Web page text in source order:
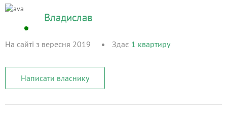
Владислав
На сайті з вересня 2019 Здає 1 квартиру
Написати власнику